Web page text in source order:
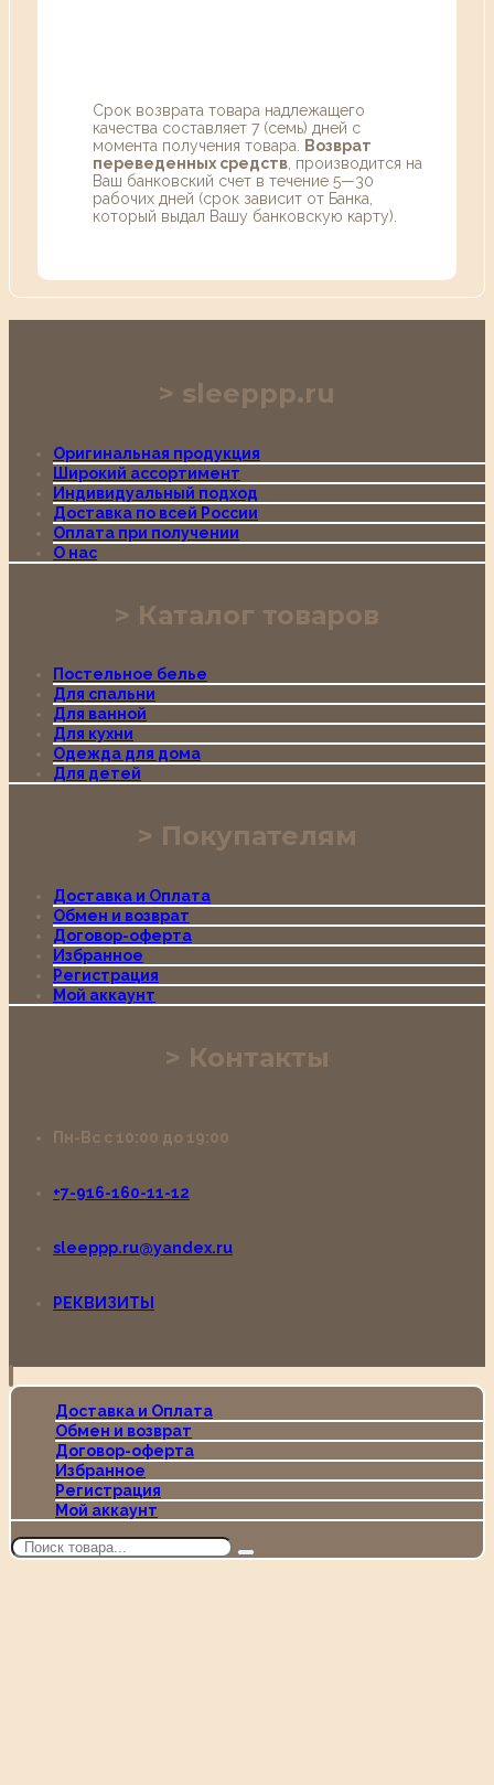
Срок возврата товара надлежащего
качества составляет 7 (семь) дней с
момента получения товара.
Возврат
переведенных средств , производится на
Ваш банковский счет в течение 5—30
рабочих дней (срок зависит от Банка,
который выдал Вашу банковскую карту).
sleeppp.ru
Оригинальная продукция
Широкий ассортимент
Индивидуальный подход
Доставка по всей России
Оплата при получении
О нас
Каталог товаров
Постельное белье
Для спальни
Для ванной
Для кухни
Одежда для дома
Для детей
Покупателям
Доставка и Оплата
Обмен и возврат
Договор-оферта
Избранное
Регистрация
Мой аккаунт
Контакты
Пн-Вс с 10:00 до 19:00
+7-916-160-11-12
sleeppp.ru@yandex.ru
РЕКВИЗИТЫ
Доставка и Оплата
Обмен и возврат
Договор-оферта
Избранное
Регистрация
Мой аккаунт